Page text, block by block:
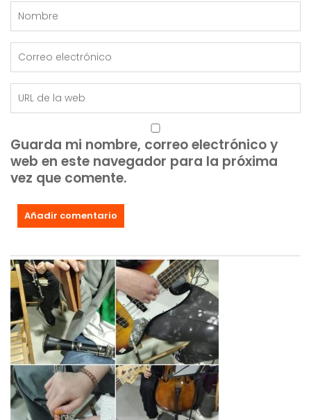
Guarda mi nombre, correo electrónico y
web en este navegador para la próxima
vez que comente.